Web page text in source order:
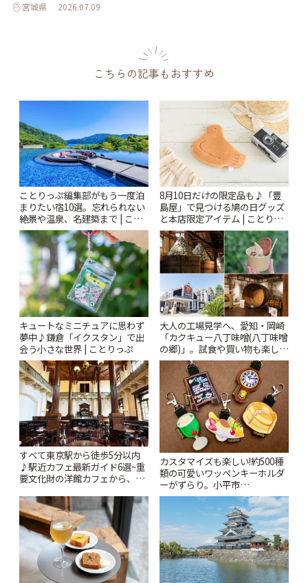
宮城県 2026.07.09
こちらの記事もおすすめ
ことりっぷ編集部がもう一度泊
まりたい宿10選。忘れられない
絶景や温泉、名建築まで | こと
りっぷ
8月10日だけの限定品も♪「豊
島屋」で見つける鳩の日グッズ
と本店限定アイテム | ことりっ
ぷ
キュートなミニチュアに思わず
夢中♪鎌倉「イクスタン」で出
会う小さな世界 | ことりっぷ
大人の工場見学へ、愛知・岡崎
「カクキュー八丁味噌(八丁味噌
の郷)」。試食や買い物も楽しみ
♪ | ことりっぷ
すべて東京駅から徒歩5分以内
♪駅近カフェ最新ガイド6選~重
要文化財の洋館カフェから、改
りっぷ
カスタマイズも楽しい!約500種
類の可愛いワッペンキーホルダ
ーがずらり。小平市
「Kimamaya T&K」 | ことりっ